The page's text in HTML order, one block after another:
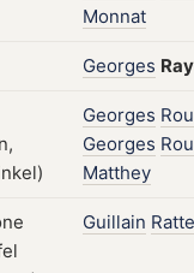
Monnat
Georges Ray
Georges
Georges
Matthey
Guillain Ratte